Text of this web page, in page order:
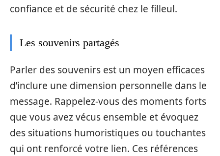
confiance et de sécurité chez le filleul.
Les souvenirs partagés
Parler des souvenirs est un moyen efficaces
d’inclure une dimension personnelle dans le
message. Rappelez-vous des moments forts
que vous avez vécus ensemble et évoquez
des situations humoristiques ou touchantes
qui ont renforcé votre lien. Ces références